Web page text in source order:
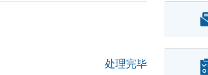
处理完毕